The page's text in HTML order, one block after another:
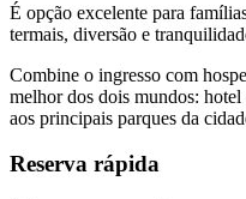
É opção excelente para
termais, diversão e
Combine o ingresso com
melhor dos dois mundos:
aos principais parques da
Reserva rápida